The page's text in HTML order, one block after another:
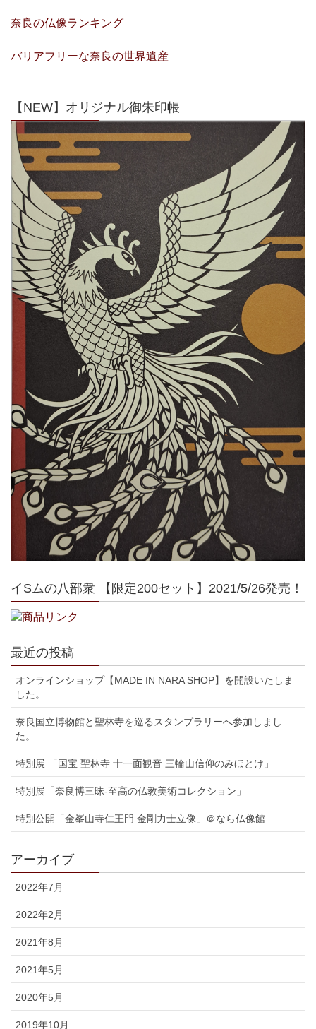
奈良の仏像ランキング
バリアフリーな奈良の世界遺産
【NEW】オリジナル御朱印帳
イSムの八部衆 【限定200セット】2021/5/26発売！
最近の投稿
オンラインショップ【MADE IN NARA SHOP】を開設いたしま
した。
奈良国立博物館と聖林寺を巡るスタンプラリーへ参加しまし
た。
特別展 「国宝 聖林寺 十一面観音 三輪山信仰のみほとけ」
特別展「奈良博三昧-至高の仏教美術コレクション」
特別公開「金峯山寺仁王門 金剛力士立像」＠なら仏像館
アーカイブ
2022年7月
2022年2月
2021年8月
2021年5月
2020年5月
2019年10月